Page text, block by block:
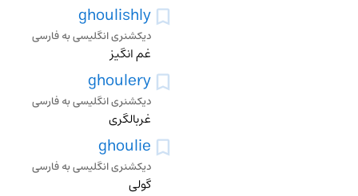
ghoulishly
دیکشنری انگلیسی به فارسی
غم انگیز
ghoulery
دیکشنری انگلیسی به فارسی
غربالگری
ghoulie
دیکشنری انگلیسی به فارسی
گولي